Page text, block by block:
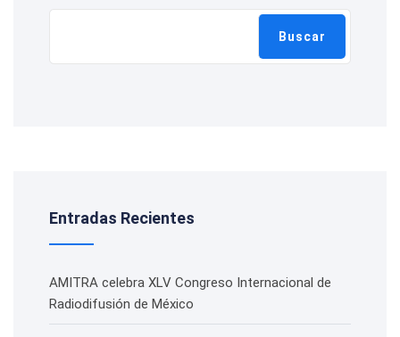
Buscar
Entradas Recientes
AMITRA celebra XLV Congreso Internacional de
Radiodifusión de México